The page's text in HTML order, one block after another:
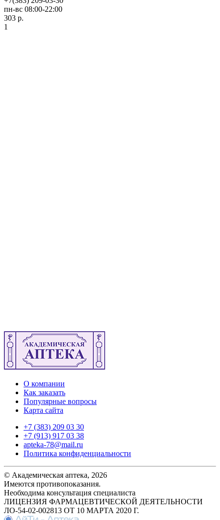
пн-вс 08:00-22:00
303 р.
1
О компании
Как заказать
Популярные вопросы
Карта сайта
+7 (383) 209 03 30
+7 (913) 917 03 38
apteka-78@mail.ru
Политика конфиденциальности
© Академическая аптека, 2026
Имеются противопоказания.
Необходима консультация специалиста
ЛИЦЕНЗИЯ ФАРМАЦЕВТИЧЕСКОЙ ДЕЯТЕЛЬНОСТИ
ЛО-54-02-002813 ОТ 10 МАРТА 2020 Г.